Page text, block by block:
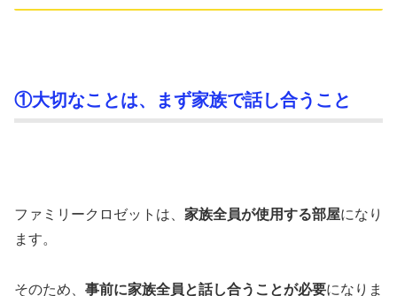
①大切なことは、まず家族で話し合うこと
ファミリークロゼットは、 家族全員が使用する部屋になり
ます。
そのため、 事前に家族全員と話し合うことが必要になりま